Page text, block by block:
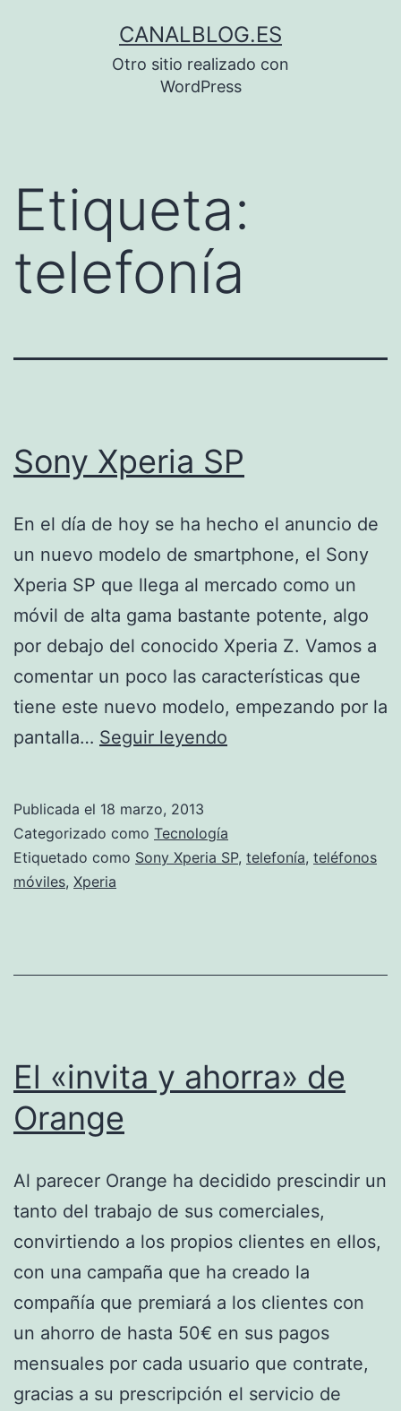
CANALBLOG.ES
Otro sitio realizado con
WordPress
Etiqueta:
telefonía
Sony Xperia SP
En el día de hoy se ha hecho el anuncio de
un nuevo modelo de smartphone, el Sony
Xperia SP que llega al mercado como un
móvil de alta gama bastante potente, algo
por debajo del conocido Xperia Z. Vamos a
comentar un poco las características que
tiene este nuevo modelo, empezando por la
pantalla… Seguir leyendo
Publicada el 18 marzo, 2013
Categorizado como Tecnología
Etiquetado como Sony Xperia SP, telefonía, teléfonos
móviles, Xperia
El «invita y ahorra» de
Orange
Al parecer Orange ha decidido prescindir un
tanto del trabajo de sus comerciales,
convirtiendo a los propios clientes en ellos,
con una campaña que ha creado la
compañía que premiará a los clientes con
un ahorro de hasta 50€ en sus pagos
mensuales por cada usuario que contrate,
gracias a su prescripción el servicio de